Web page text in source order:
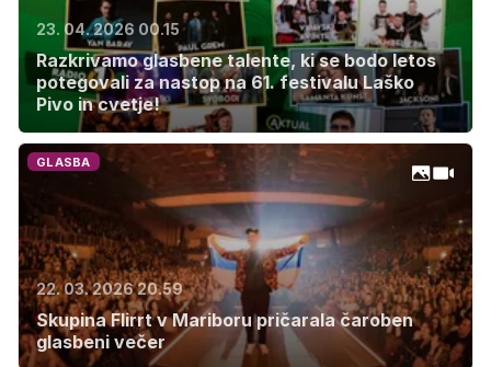
23. 04. 2026 00.15
Razkrivamo glasbene talente, ki se bodo letos
potegovali za nastop na 61. festivalu Laško
Pivo in cvetje!
GLASBA
22. 03. 2026 20.59
Skupina Flirrt v Mariboru pričarala čaroben
glasbeni večer